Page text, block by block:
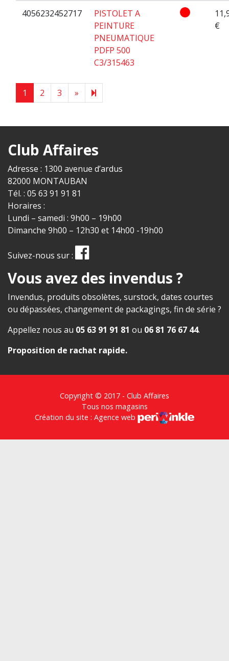
4056232452717
PISTOLET A
PEINTURE
PNEUMATIQUE
PDFP 500
C3/315463
€
1 2 3 » Next page
38
Club Affaires
Adresse : 1300 avenue d’ardus
82000 MONTAUBAN
Tél. : 05 63 91 91 81
Horaires :
Lundi – samedi : 9h00 – 19h00
Dimanche 9h00 – 12h30 et 14h00 -19h00
Suivez-nous sur :
Vous avez des invendus ?
Invendus, produits obsolètes, surstock, dates courtes
ou dépassées, changement de packagings, fin de série ?
Appellez nous au 05 63 91 91 81 ou 06 81 76 67 44.
Proposition de rachat rapide.
Copyright © 2017 - Club Affaires
Tous nos magasins
Création du site : Agence web